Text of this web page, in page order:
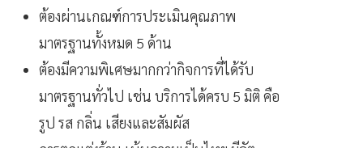
ต้องผ่านเกณฑ์การประเมินคุณภาพ
มาตรฐานทั้งหมด 5 ด้าน
ต้องมีความพิเศษมากกว่ากิจการที่ได้รับ
มาตรฐานทั่วไป เช่น บริการได้ครบ 5 มิติ คือ
รูป รส กลิ่น เสียงและสัมผัส